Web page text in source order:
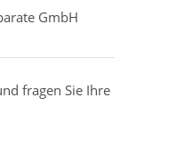
GmbH
fragen Sie Ihre